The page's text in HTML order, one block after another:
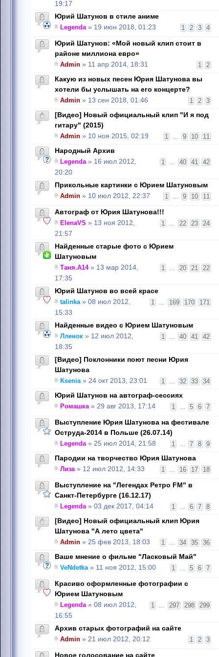
19:17
Юрий Шатунов в стиле аниме
1 2 3 4
Legenda» 19 июн 2018, 01:23
Юрий Шатунов: «Мой новый клип стоит в
районе миллиона евро»
1 2
Admin » 11 апр 2014, 18:31
Какую из новых песен Юрия Шатунова вы
хотели бы услышать на его концерте?
1 2 3
Admin » 13 сен 2018, 01:46
[Видео] Новый официальный клип "И я под
гитару" (2015)
1 ... 9 10 11
Admin » 10 ноя 2015, 02:19
Народный Архив
1 ... 40 41 42
Legenda» 16 июл 2012,
20:20
Прикольные картинки с Юрием Шатуновым
1 ... 9 10 11
Admin » 10 июл 2012, 22:37
Автограф от Юрия Шатунова!!!
1 ... 22 23 24
ElenaVS » 13 ноя 2012,
21:57
Найденные старые фото с Юрием
Шатуновым
1 ... 20 21 22
Таня.А14» 13 мар 2014,
17:35
Юрий Шатунов во всей красе
1 ... 169 170 171
talinka» 08 июл 2012,
15:33
Найденные видео с Юрием Шатуновым
1 ... 40 41 42
Лленок » 12 июл 2012,
18:35
[Видео] Поклонники поют песни Юрия
Шатунова
1 ... 32 33 34
Ksenia» 24 окт 2013, 23:01
Юрий Шатунов на автограф-сессиях
1 ... 5 6 7
Ромашка» 29 авг 2013, 17:14
Выступление Юрия Шатунова на фестивале
Оструда-2014 в Польше (26.07.14)
1 ... 7 8 9
Legenda» 25 июл 2014, 21:58
Пародии на творчество Юрия Шатунова
1 ... 16 17 18
Лиза» 12 июл 2012, 14:33
Выступление на "Легендах Ретро FM" в
Санкт-Петербурге (16.12.17)
1 ... 6 7 8
Legenda» 03 дек 2017, 04:14
[Видео] Новый официальный клип Юрия
Шатунова "А лето цвета"
1 ... 34 35 36
Admin » 25 фев 2013, 18:03
Ваше мнение о фильме "Ласковый Май"
1 ... 5 6 7
VeNdetka» 11 ноя 2012, 15:00
Красиво оформленные фотографии с
Юрием Шатуновым
1 ... 297 298 299
Legenda» 08 июл 2012,
16:55
Архив старых фотографий на сайте
1 2 3
Admin » 21 июл 2012, 20:12
Новое голосование на сайте